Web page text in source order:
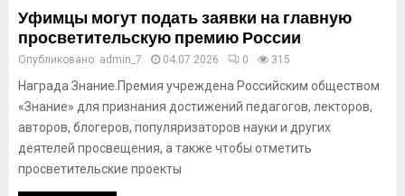
Уфимцы могут подать заявки на главную
просветительскую премию России
Опубликовано: admin_7 04.07.2026 0 315
Награда Знание.Премия учреждена Российским обществом
«Знание» для признания достижений педагогов, лекторов,
авторов, блогеров, популяризаторов науки и других
деятелей просвещения, а также чтобы отметить
просветительские проекты